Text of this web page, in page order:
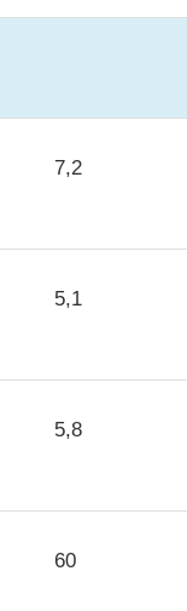
7,2
5,1
5,8
60